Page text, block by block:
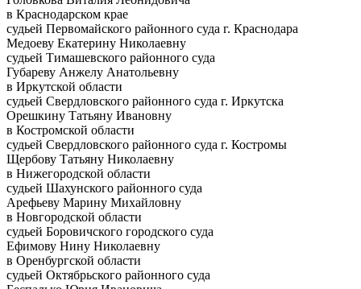
в Краснодарском крае
судьей Первомайского районного суда г. Краснодара
Медоеву Екатерину Николаевну
судьей Тимашевского районного суда
Губареву Анжелу Анатольевну
в Иркутской области
судьей Свердловского районного суда г. Иркутска
Орешкину Татьяну Ивановну
в Костромской области
судьей Свердловского районного суда г. Костромы
Щербову Татьяну Николаевну
в Нижегородской области
судьей Шахунского районного суда
Арефьеву Марину Михайловну
в Новгородской области
судьей Боровичского городского суда
Ефимову Нину Николаевну
в Оренбургской области
судьей Октябрьского районного суда